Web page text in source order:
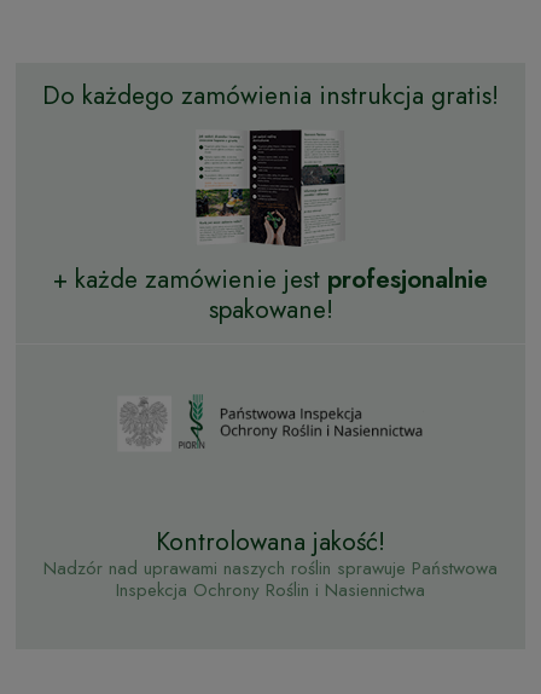
Do każdego zamówienia instrukcja gratis!
+ każde zamówienie jest profesjonalnie
spakowane!
Kontrolowana jakość!
Nadzór nad uprawami naszych roślin sprawuje Państwowa
Inspekcja Ochrony Roślin i Nasiennictwa